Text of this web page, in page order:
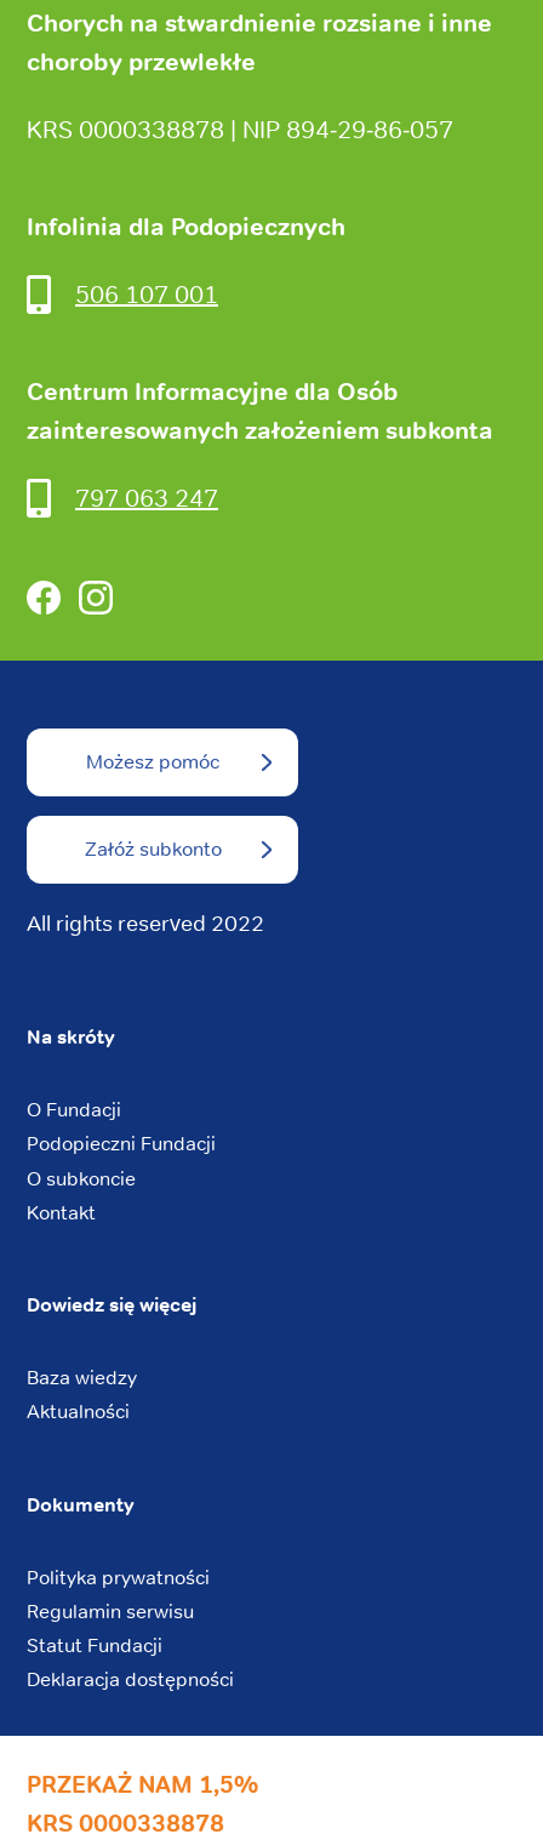
Chorych na stwardnienie rozsiane i inne
choroby przewlekłe
KRS 0000338878 | NIP 894‑29‑86‑057
Infolinia dla Podopiecznych
506 107 001
Centrum Informacyjne dla Osób
zainteresowanych założeniem subkonta
797 063 247
FacebookInstagram
Możesz pomóc
Załóż subkonto
All rights reserved 2022
Na skróty
O Fundacji
Podopieczni Fundacji
O subkoncie
Kontakt
Dowiedz się więcej
Baza wiedzy
Aktualności
Dokumenty
Polityka prywatności
Regulamin serwisu
Statut Fundacji
Deklaracja dostępności
PRZEKAŻ NAM 1,5%
KRS 0000338878